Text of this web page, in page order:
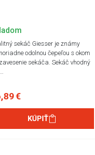
sekáč Giesser je známy
odolnou čepeľou s okom
sekáča. Sekáč vhodný
€
KÚPIŤ